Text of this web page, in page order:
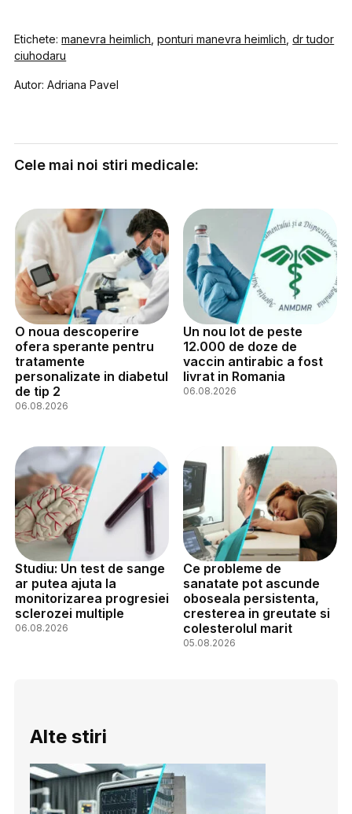
Etichete:manevra heimlich ,ponturi manevra heimlich ,dr tudor
ciuhodaru
Autor: Adriana Pavel
Cele mai noi stiri medicale:
O noua descoperire
ofera sperante pentru
tratamente
personalizate in diabetul
de tip 2
06.08.2026
Un nou lot de peste
12.000 de doze de
vaccin antirabic a fost
livrat in Romania
06.08.2026
Studiu: Un test de sange
ar putea ajuta la
monitorizarea progresiei
sclerozei multiple
06.08.2026
Ce probleme de
sanatate pot ascunde
oboseala persistenta,
cresterea in greutate si
colesterolul marit
05.08.2026
Alte stiri